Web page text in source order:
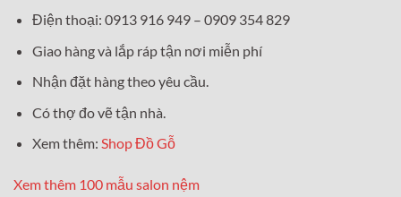
Điện thoại: 0913 916 949 – 0909 354 829
Giao hàng và lắp ráp tận nơi miễn phí
Nhận đặt hàng theo yêu cầu.
Có thợ đo vẽ tận nhà.
Xem thêm: Shop Đồ Gỗ
Xem thêm 100 mẫu salon nệm